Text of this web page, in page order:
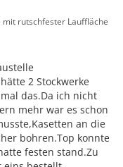
rutschfester Lauffläche
2 Stockwerke
das.Da ich nicht
mehr war es schon
an die
bohren.Top konnte
festen stand.Zu